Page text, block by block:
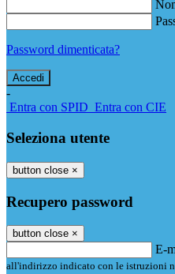
Password dimenticata?
-
Entra con SPID Entra con CIE
Seleziona utente
button close ×
Recupero password
button close ×
E-
all'indirizzo indicato con le istruzioni